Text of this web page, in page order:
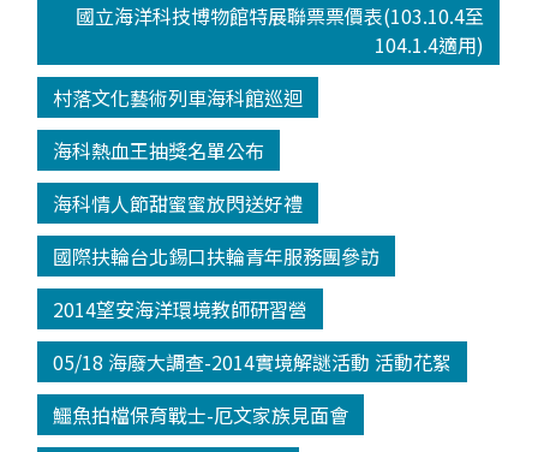
國立海洋科技博物館特展聯票票價表(103.10.4至
104.1.4適用)
村落文化藝術列車海科館巡迴
海科熱血王抽獎名單公布
海科情人節甜蜜蜜放閃送好禮
國際扶輪台北錫口扶輪青年服務團參訪
2014望安海洋環境教師研習營
05/18 海廢大調查-2014實境解謎活動 活動花絮
鱷魚拍檔保育戰士-厄文家族見面會